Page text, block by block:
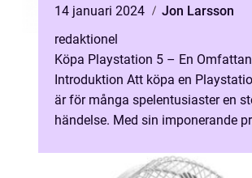
14 januari 2024
Jon Larsson
redaktionel
Köpa Playstation 5 – En
Introduktion Att köpa en
är för många spelentusiaster en
händelse. Med sin imponerande